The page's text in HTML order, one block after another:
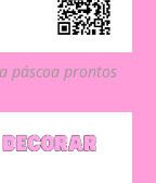
páscoa prontos